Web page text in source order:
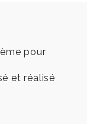
pour
et réalisé